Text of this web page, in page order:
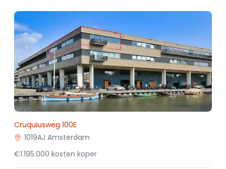
Cruquiusweg 100E
1019AJ Amsterdam
€1.195.000 kosten koper